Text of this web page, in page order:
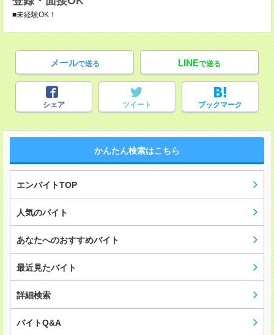
■未経験OK！
メールで送る LINEで送る
シェア ツイート ブックマーク
かんたん検索はこちら
エンバイトTOP
人気のバイト
あなたへのおすすめバイト
最近見たバイト
詳細検索
バイトQ&A